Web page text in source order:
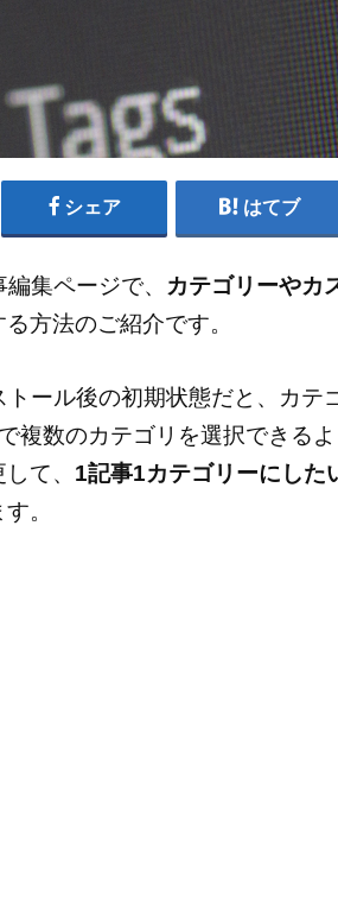
シェア はてブ
集ページで、 カテゴリーやカ
る方法のご紹介です。
ール後の初期状態だと、カテ
複数のカテゴリを選択できる
て、 1記事1カテゴリーにした
。